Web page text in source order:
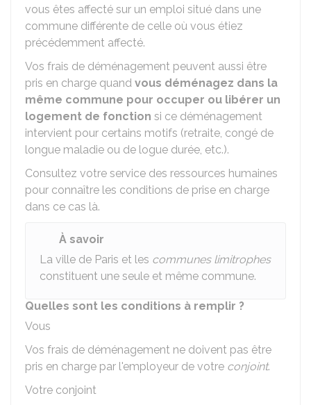
vous êtes affecté sur un emploi situé dans une
commune différente de celle où vous étiez
précédemment affecté.
Vos frais de déménagement peuvent aussi être
pris en charge quand vous déménagez dans la
même commune pour occuper ou libérer un
logement de fonction si ce déménagement
intervient pour certains motifs (retraite, congé de
longue maladie ou de logue durée, etc.).
Consultez votre service des ressources humaines
pour connaître les conditions de prise en charge
dans ce cas là.
À savoir
La ville de Paris et les communes limitrophes
constituent une seule et même commune.
Quelles sont les conditions à remplir ?
Vous
Vos frais de déménagement ne doivent pas être
pris en charge par l'employeur de votre conjoint.
Votre conjoint